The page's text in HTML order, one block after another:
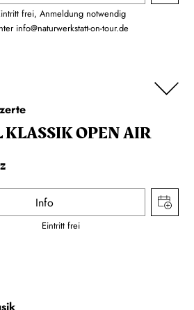
frei, Anmeldung notwendig
info@naturwerkstatt-on-tour.de
OPEN AIR
Info
Eintritt frei